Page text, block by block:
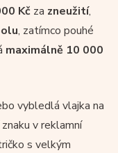
Kč za zneužití,
, zatímco pouhé
maximálně 10 000
vybledlá vlajka na
v reklamní
s velkým